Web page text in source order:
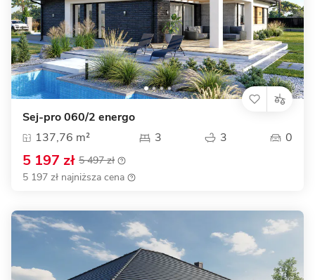
Sej-pro 060/2 energo
137,76 m²
3 3 0
5 197 zł 5 497 zł
5 197 zł najniższa cena